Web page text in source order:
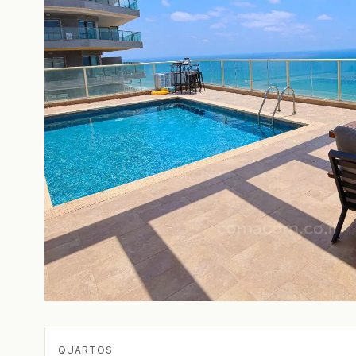
QUARTOS